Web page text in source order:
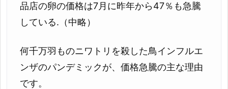
品店の卵の価格は7月に昨年から47％も急騰
している.（中略）
何千万羽ものニワトリを殺した鳥インフルエ
ンザのパンデミックが、価格急騰の主な理由
です。